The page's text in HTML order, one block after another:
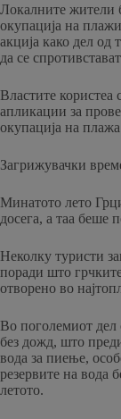
Локалните жители
окупација на
акција како дел
да се
Властите користеа
апликации за
окупација на
Загрижувачки
Минатото лето
досега, а таа беше
Неколку туристи
поради што
отворено во
Во поголемиот дел
без дожд, што
вода за пиење,
резервите на вода
летото.